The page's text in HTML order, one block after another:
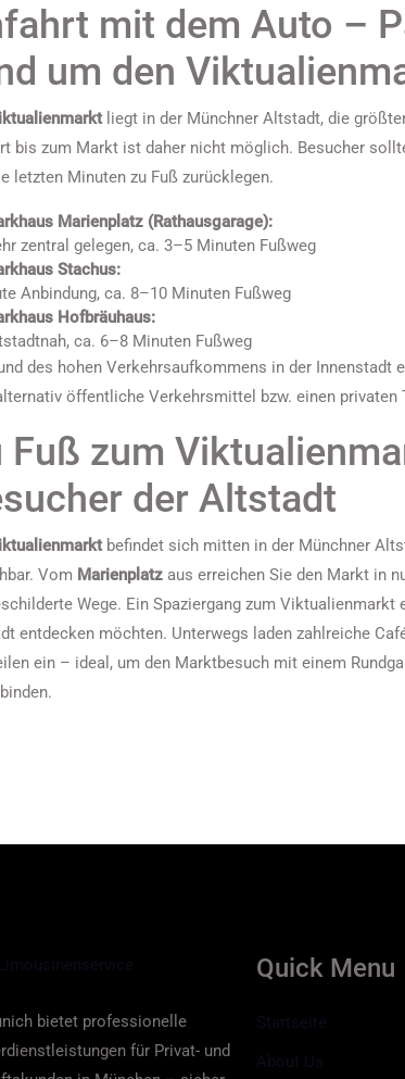
mit dem Auto –
um den
liegt in der Münchner Altstadt, die
bis zum Markt ist daher nicht möglich. Besucher
letzten Minuten zu Fuß zurücklegen.
Marienplatz (Rathausgarage):
zentral gelegen, ca. 3–5 Minuten Fußweg
Stachus:
Anbindung, ca. 8–10 Minuten Fußweg
Hofbräuhaus:
ca. 6–8 Minuten Fußweg
des hohen Verkehrsaufkommens in der Innenstadt
öffentliche Verkehrsmittel bzw. einen privaten
Fuß zum
der Altstadt
befindet sich mitten in der Münchner
Vom Marienplatz aus erreichen Sie den Markt in
Wege. Ein Spaziergang zum
entdecken möchten. Unterwegs laden zahlreiche
ein – ideal, um den Marktbesuch mit einem
bietet professionelle
für Privat- und
Quick Menu
Startseite
About Us